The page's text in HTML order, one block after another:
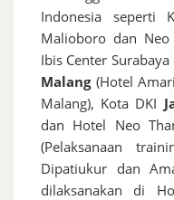
Indonesia seperti
Malioboro dan
Ibis Center
Malang(Hotel
Malang), Kota DKI
dan Hotel Neo
(Pelaksanaan
Dipatiukur dan
dilaksanakan di